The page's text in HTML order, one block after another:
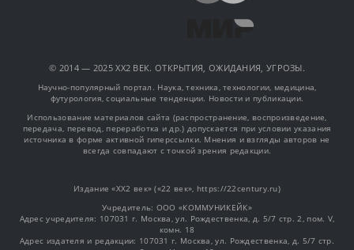
© 2014 — 2025 XX2 ВЕК. ОТКРЫТИЯ, ОЖИДАНИЯ, УГРОЗЫ.
Научно-популярный портал. Наука, техника, технологии, медицина,
футурология, социальные тенденции. Новости и публикации.
Использование материалов сайта (распространение, воспроизведение,
передача, перевод, переработка и др.) допускается при условии указания
источника в форме активной гиперссылки. Мнения и взгляды авторов не
всегда совпадают с точкой зрения редакции.
Издание «XX2 век» («22 век», https://22century.ru)
Учредитель: OOO «КОММУНИКЕЙК»
Адрес учредителя: 107031 г. Москва, ул. Рождественка, д. 5/7 стр. 2, пом. V,
комн. 18
Адрес издателя и редакции: 107031 г. Москва, ул. Рождественка, д. 5/7 стр.